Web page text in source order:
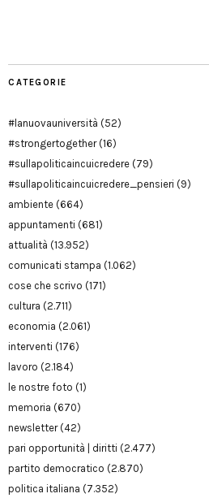
CATEGORIE
#lanuovauniversità (52)
#strongertogether(16)
#sullapoliticaincuicredere (79)
#sullapoliticaincuicredere_pensieri (9)
ambiente (664)
appuntamenti (681)
attualità (13.952)
comunicati stampa (1.062)
cose che scrivo (171)
cultura (2.711)
economia (2.061)
interventi (176)
lavoro (2.184)
le nostre foto (1)
memoria (670)
newsletter(42)
pari opportunità | diritti (2.477)
partito democratico (2.870)
politica italiana (7.352)